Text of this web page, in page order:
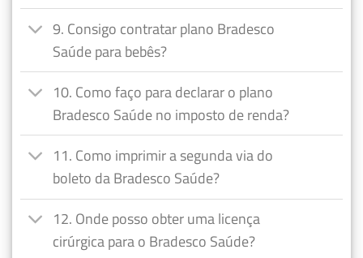
9. Consigo contratar plano Bradesco
Saúde para bebês?
10. Como faço para declarar o plano
Bradesco Saúde no imposto de renda?
11. Como imprimir a segunda via do
boleto da Bradesco Saúde?
12. Onde posso obter uma licença
cirúrgica para o Bradesco Saúde?